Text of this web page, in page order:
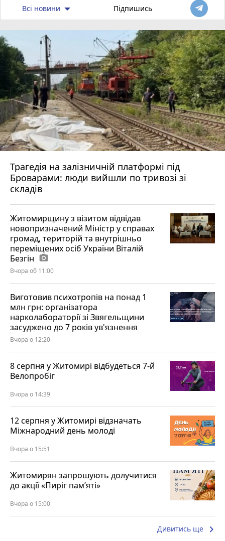
Всі новини Підпишись
Трагедія на залізничній платформі під
Броварами: люди вийшли по тривозі зі
складів
Житомирщину з візитом відвідав
новопризначений Міністр у справах
громад, територій та внутрішньо
переміщених осіб України Віталій
Безгін photo_camera
Вчора об 11:00
Виготовив психотропів на понад 1
млн грн: організатора
нарколабораторії зі Звягельщини
засуджено до 7 років ув'язнення
Вчора о 12:20
8 серпня у Житомирі відбудеться 7-й
Велопробіг
Вчора о 14:39
12 серпня у Житомирі відзначать
Міжнародний день молоді
Вчора о 15:51
Житомирян запрошують долучитися
до акції «Пиріг пам’яті»
Вчора о 15:00
Дивитись ще keyboard_arrow_right